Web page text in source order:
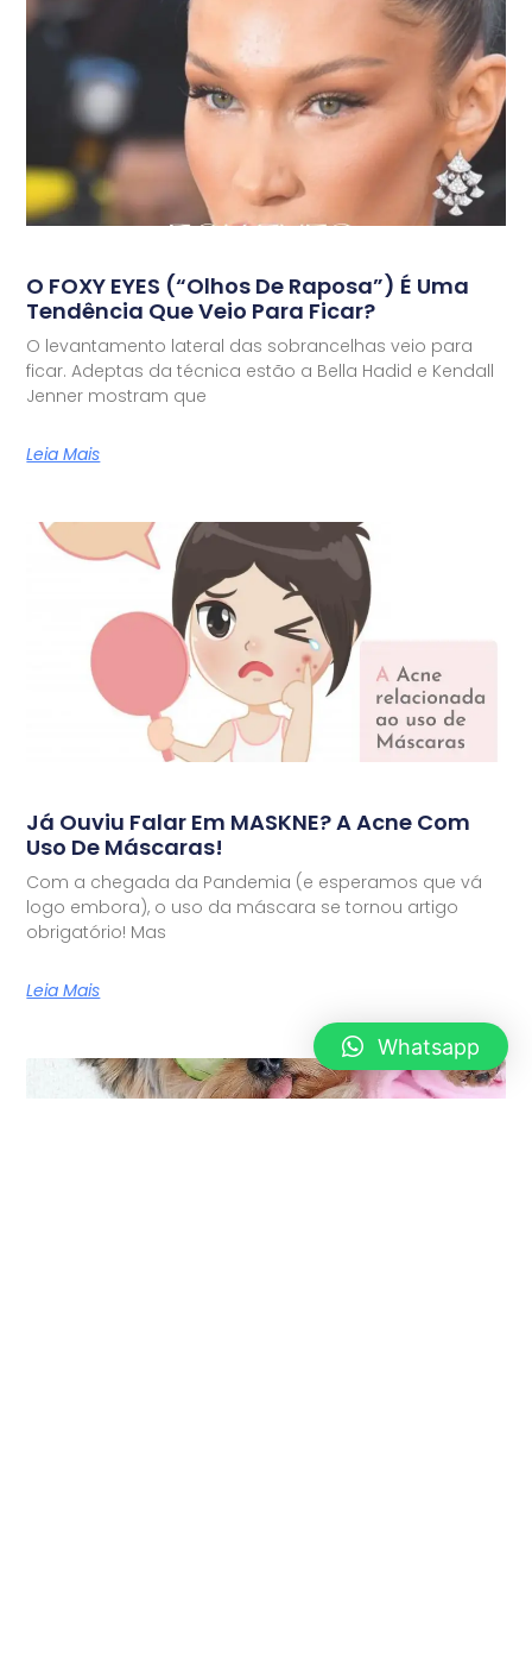
O FOXY EYES (“olhos De Raposa”) É Uma
Tendência Que Veio Para Ficar?
O levantamento lateral das sobrancelhas veio para
ficar. Adeptas da técnica estão a Bella Hadid e Kendall
Jenner mostram que
Leia Mais
Já Ouviu Falar Em MASKNE? A Acne Com
Uso De Máscaras!
Com a chegada da Pandemia (e esperamos que vá
logo embora), o uso da máscara se tornou artigo
obrigatório! Mas
Leia Mais
Whatsapp